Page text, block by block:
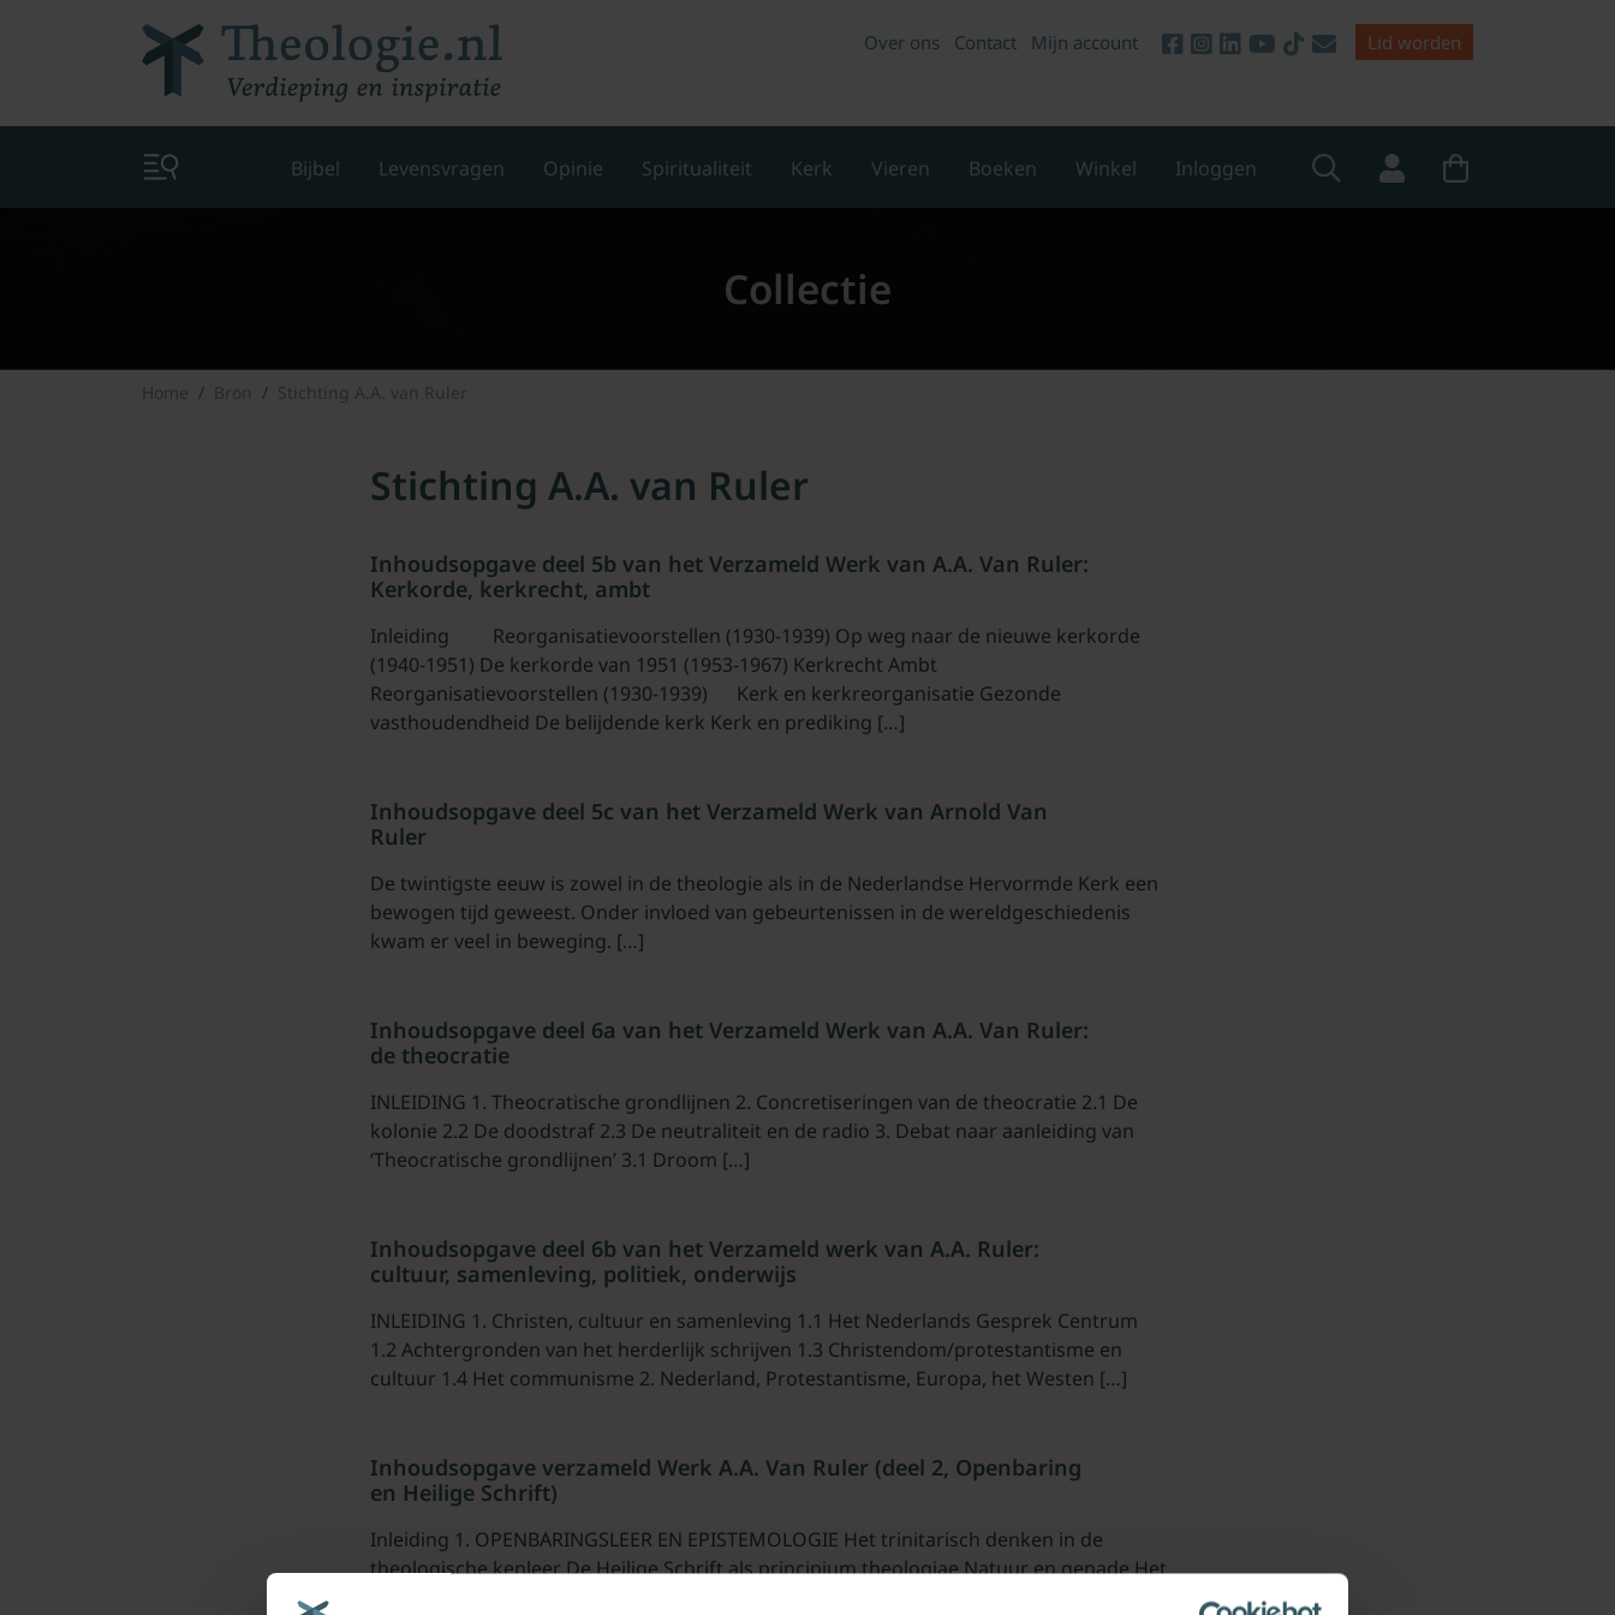
Over ons Contact Mijn account Lid worden
Bijbel Levensvragen Opinie Spiritualiteit Kerk Vieren Boeken Winkel Inloggen
Collectie
Home Bron Stichting A.A. van Ruler
Stichting A.A. van Ruler
Inhoudsopgave deel 5b van het Verzameld Werk van A.A. Van Ruler:
Kerkorde, kerkrecht, ambt
Inleiding Reorganisatievoorstellen (1930-1939) Op weg naar de nieuwe kerkorde
(1940-1951) De kerkorde van 1951 (1953-1967) Kerkrecht Ambt
Reorganisatievoorstellen (1930-1939) Kerk en kerkreorganisatie Gezonde
vasthoudendheid De belijdende kerk Kerk en prediking […]
Inhoudsopgave deel 5c van het Verzameld Werk van Arnold Van
Ruler
De twintigste eeuw is zowel in de theologie als in de Nederlandse Hervormde Kerk een
bewogen tijd geweest. Onder invloed van gebeurtenissen in de wereldgeschiedenis
kwam er veel in beweging. […]
Inhoudsopgave deel 6a van het Verzameld Werk van A.A. Van Ruler:
de theocratie
INLEIDING 1. Theocratische grondlijnen 2. Concretiseringen van de theocratie 2.1 De
kolonie 2.2 De doodstraf 2.3 De neutraliteit en de radio 3. Debat naar aanleiding van
‘Theocratische grondlijnen’ 3.1 Droom […]
Inhoudsopgave deel 6b van het Verzameld werk van A.A. Ruler:
cultuur, samenleving, politiek, onderwijs
INLEIDING 1. Christen, cultuur en samenleving 1.1 Het Nederlands Gesprek Centrum
1.2 Achtergronden van het herderlijk schrijven 1.3 Christendom/protestantisme en
cultuur 1.4 Het communisme 2. Nederland, Protestantisme, Europa, het Westen […]
Inhoudsopgave verzameld Werk A.A. Van Ruler (deel 2, Openbaring
en Heilige Schrift)
Inleiding 1. OPENBARINGSLEER EN EPISTEMOLOGIE Het trinitarisch denken in de
theologische kenleer De Heilige Schrift als principium theologiae Natuur en genade Het